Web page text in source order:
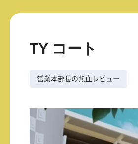
TY コート
営業本部長の熱血レビュー